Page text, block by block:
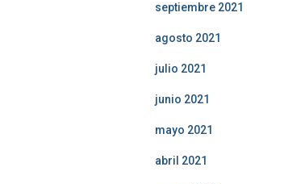
septiembre 2021
agosto 2021
julio 2021
junio 2021
mayo 2021
abril 2021